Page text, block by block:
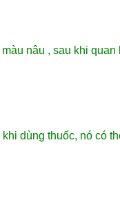
nâu , sau khi quan
dùng thuốc, nó có